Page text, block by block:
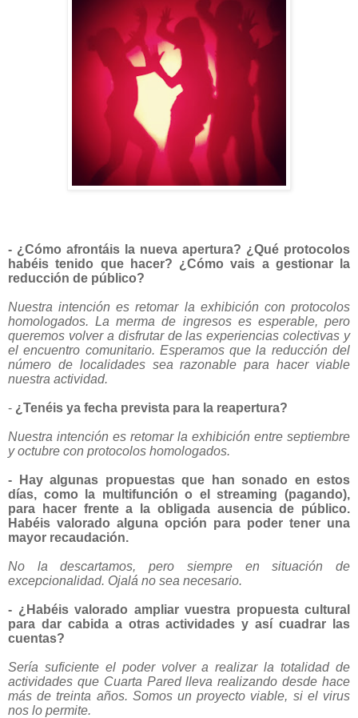
- ¿Cómo afrontáis la nueva apertura? ¿Qué protocolos
habéis tenido que hacer? ¿Cómo vais a gestionar la
reducción de público?
Nuestra intención es retomar la exhibición con protocolos
homologados. La merma de ingresos es esperable, pero
queremos volver a disfrutar de las experiencias colectivas y
el encuentro comunitario. Esperamos que la reducción del
número de localidades sea razonable para hacer viable
nuestra actividad.
- ¿Tenéis ya fecha prevista para la reapertura?
Nuestra intención es retomar la exhibición entre septiembre
y octubre con protocolos homologados.
- Hay algunas propuestas que han sonado en estos
días, como la multifunción o el streaming (pagando),
para hacer frente a la obligada ausencia de público.
Habéis valorado alguna opción para poder tener una
mayor recaudación.
No la descartamos, pero siempre en situación de
excepcionalidad. Ojalá no sea necesario.
- ¿Habéis valorado ampliar vuestra propuesta cultural
para dar cabida a otras actividades y así cuadrar las
cuentas?
Sería suficiente el poder volver a realizar la totalidad de
actividades que Cuarta Pared lleva realizando desde hace
más de treinta años. Somos un proyecto viable, si el virus
nos lo permite.